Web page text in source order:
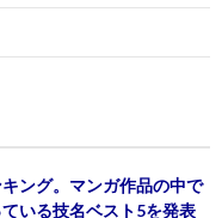
ング。マンガ作品の中で
いる技名ベスト5を発表